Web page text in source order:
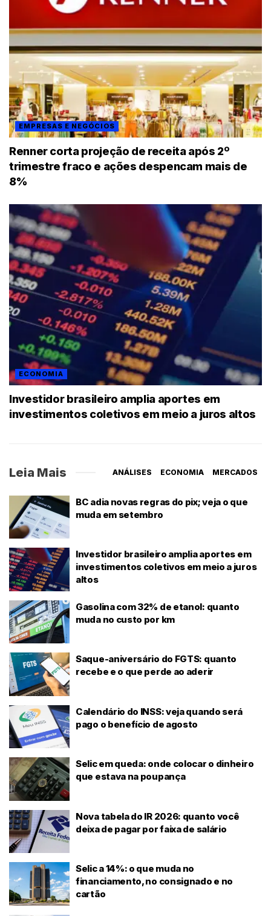
EMPRESAS E NEGÓCIOS
Renner corta projeção de receita após 2º
trimestre fraco e ações despencam mais de
8%
ECONOMIA
Investidor brasileiro amplia aportes em
investimentos coletivos em meio a juros altos
Leia Mais ANÁLISES ECONOMIA MERCADOS
BC adia novas regras do pix; veja o que
muda em setembro
Investidor brasileiro amplia aportes em
investimentos coletivos em meio a juros
altos
Gasolina com 32% de etanol: quanto
muda no custo por km
Saque-aniversário do FGTS: quanto
recebe e o que perde ao aderir
Calendário do INSS: veja quando será
pago o benefício de agosto
Selic em queda: onde colocar o dinheiro
que estava na poupança
Nova tabela do IR 2026: quanto você
deixa de pagar por faixa de salário
Selic a 14%: o que muda no
financiamento, no consignado e no
cartão